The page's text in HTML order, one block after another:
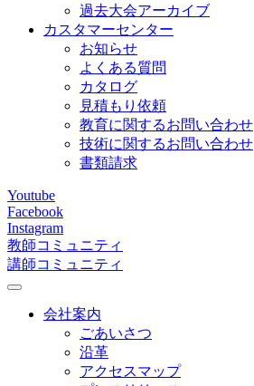
過去大会アーカイブ
カスタマーセンター
お知らせ
よくある質問
カタログ
見積もり依頼
教育に関するお問い合わせ
技術に関するお問い合わせ
書類請求
Youtube
Facebook
Instagram
教師コミュニティ
講師コミュニティ
会社案内
ごあいさつ
沿革
アクセスマップ